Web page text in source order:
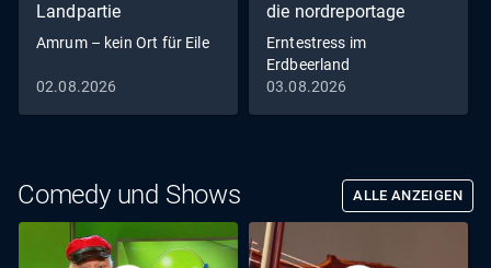
Landpartie
Amrum – kein Ort für Eile
02.08.2026
die nordreportage
Erntestress im
Erdbeerland
03.08.2026
Comedy und Shows ALLE ANZEIGEN